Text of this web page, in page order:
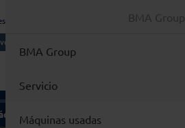
Generales de Venta Inicio de sesión / Registro
usadas
Marcas
BMA Group
BMA Group
Servicio
Máquinas usadas